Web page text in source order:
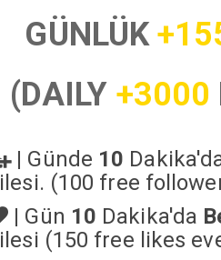
GÜNLÜK
(DAILY +3000
| Günde 10
(100 free
| Gün 10 Dakika'da
(150 free likes